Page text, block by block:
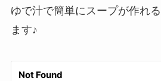
ゆで汁で簡単にスープが作れ
ます♪